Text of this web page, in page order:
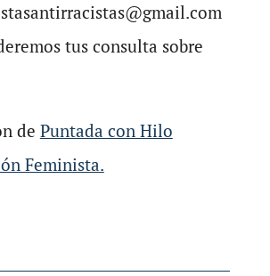
tus consulta sobre
de Puntada con Hilo
Feminista.